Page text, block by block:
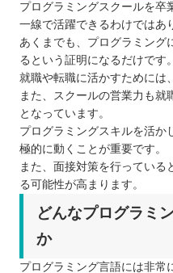
プログラミングスクールを卒
一線で活躍できるわけではあ
あくまでも、プログラミング
るという証明になるだけです。
就職や転職に活かすためには
また、スクールの営業力も就
となっています。
プログラミングスキルを活か
極的に動くことが重要です。
また、面接対策を行っている
る可能性が高まります。
どんなプログラミ
か
プログラミング言語には非常